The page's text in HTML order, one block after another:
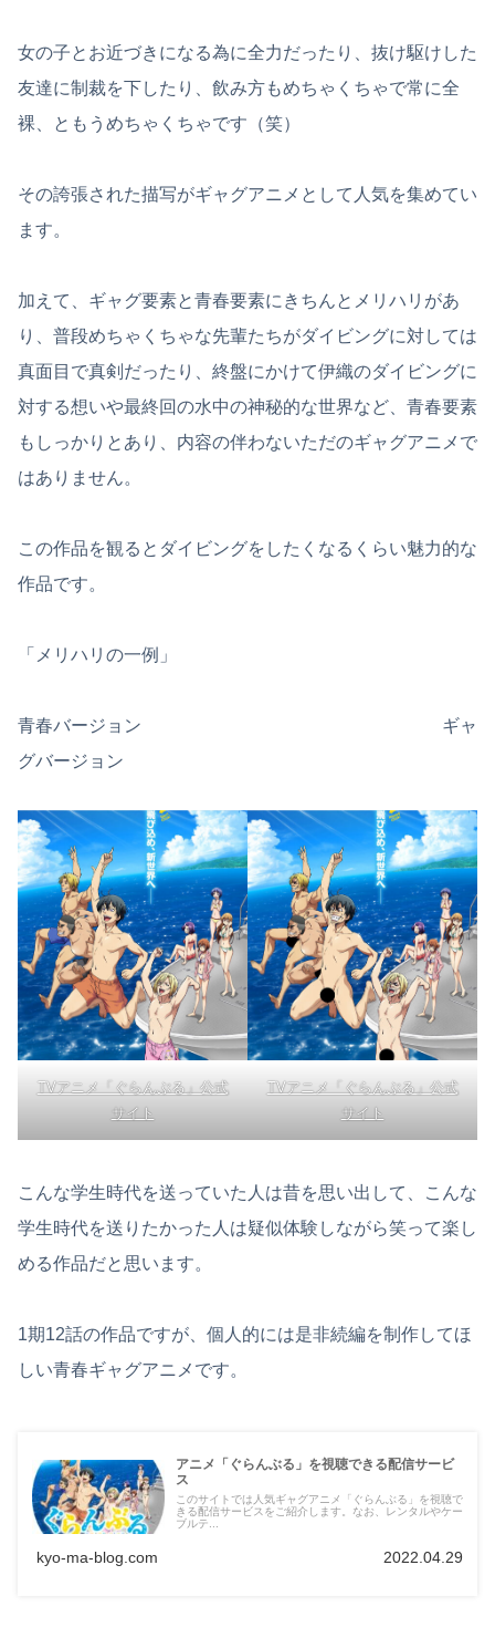
女の子とお近づきになる為に全力だったり、抜け駆けした
友達に制裁を下したり、飲み方もめちゃくちゃで常に全
裸、ともうめちゃくちゃです（笑）
その誇張された描写がギャグアニメとして人気を集めてい
ます。
加えて、ギャグ要素と青春要素にきちんとメリハリがあ
り、普段めちゃくちゃな先輩たちがダイビングに対しては
真面目で真剣だったり、終盤にかけて伊織のダイビングに
対する想いや最終回の水中の神秘的な世界など、青春要素
もしっかりとあり、内容の伴わないただのギャグアニメで
はありません。
この作品を観るとダイビングをしたくなるくらい魅力的な
作品です。
「メリハリの一例」
青春バージョン ギャ
グバージョン
TVアニメ「ぐらんぶる」公式
サイト
TVアニメ「ぐらんぶる」公式
サイト
こんな学生時代を送っていた人は昔を思い出して、こんな
学生時代を送りたかった人は疑似体験しながら笑って楽し
める作品だと思います。
1期12話の作品ですが、個人的には是非続編を制作してほ
しい青春ギャグアニメです。
アニメ「ぐらんぶる」を視聴できる配信サービ
ス
このサイトでは人気ギャグアニメ「ぐらんぶる」を視聴で
きる配信サービスをご紹介します。なお、レンタルやケー
ブルテ...
kyo-ma-blog.com 2022.04.29